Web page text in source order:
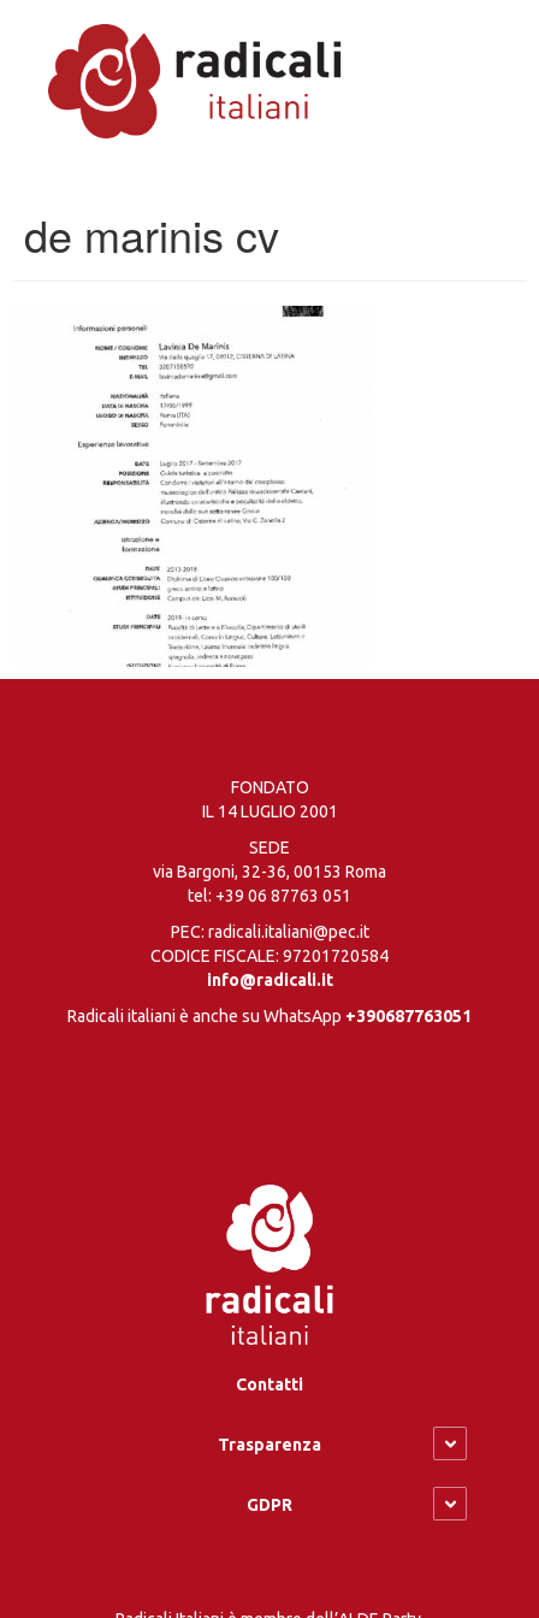
de marinis cv
FONDATO
IL 14 LUGLIO 2001
SEDE
via Bargoni, 32-36, 00153 Roma
tel: +39 06 87763 051
PEC: radicali.italiani@pec.it
CODICE FISCALE: 97201720584
info@radicali.it
Radicali italiani è anche su WhatsApp +390687763051
Contatti
Trasparenza
GDPR